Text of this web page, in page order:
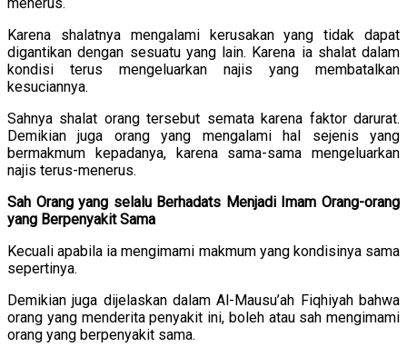
menerus.
Karena shalatnya mengalami kerusakan yang tidak dapat
digantikan dengan sesuatu yang lain. Karena ia shalat dalam
kondisi terus mengeluarkan najis yang membatalkan
kesuciannya.
Sahnya shalat orang tersebut semata karena faktor darurat.
Demikian juga orang yang mengalami hal sejenis yang
bermakmum kepadanya, karena sama-sama mengeluarkan
najis terus-menerus.
Sah Orang yang selalu Berhadats Menjadi Imam Orang-orang
yang Berpenyakit Sama
Kecuali apabila ia mengimami makmum yang kondisinya sama
sepertinya.
Demikian juga dijelaskan dalam Al-Mausu’ah Fiqhiyah bahwa
orang yang menderita penyakit ini, boleh atau sah mengimami
orang yang berpenyakit sama.